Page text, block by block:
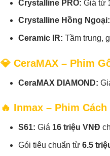
Crystalline PRO: Giá từ
Crystalline Hồng Ngoại:
Ceramic IR: Tầm trung,
💎 CeraMAX – Phim
CeraMAX DIAMOND:
🔥 Inmax – Phim
S61: Giá 16 triệu VNĐ
Gói tiêu chuẩn từ 6.5